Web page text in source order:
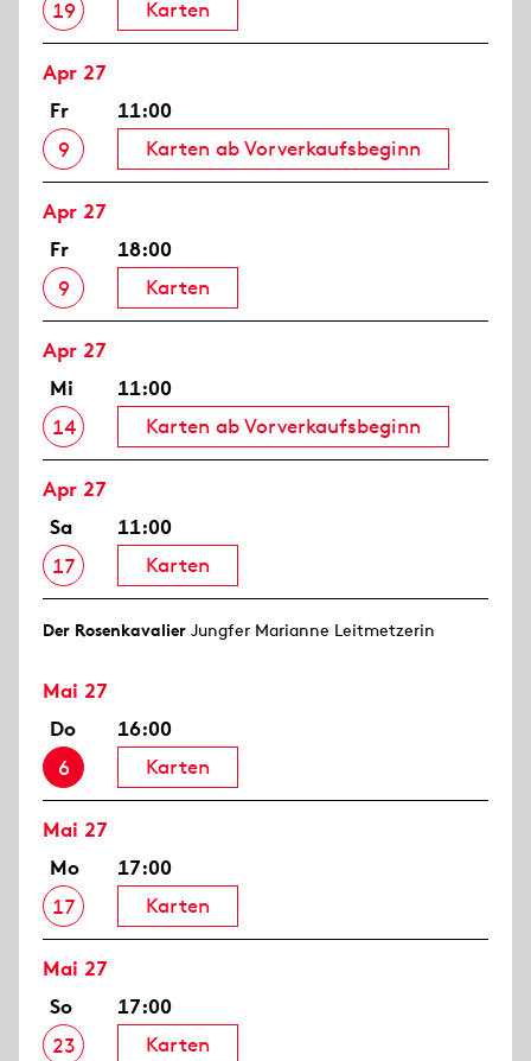
19 Karten
Apr 27
Fr
9
11:00
Karten ab Vorverkaufsbeginn
Apr 27
Fr
9
18:00
Karten
Apr 27
Mi
14
11:00
Karten ab Vorverkaufsbeginn
Apr 27
Sa
17
11:00
Karten
Der Rosen­kavalier Jungfer Marianne Leitmetzerin
Mai 27
Do
6
16:00
Karten
Mai 27
Mo
17
17:00
Karten
Mai 27
So
23
17:00
Karten